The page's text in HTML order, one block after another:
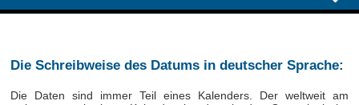
Die Schreibweise des Datums in deutscher Sprache:
Die Daten sind immer Teil eines Kalenders. Der weltweit am